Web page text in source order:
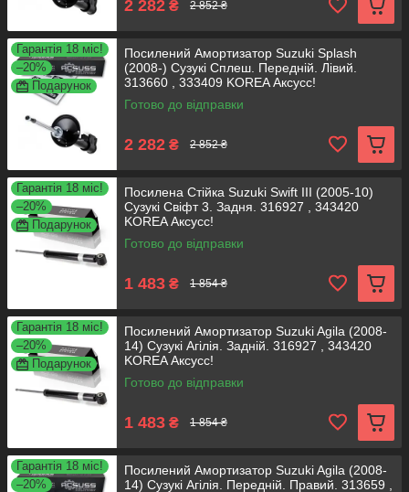
2 282 ₴ 2 852 ₴
Гарантія 18 міс!
–20%
Подарунок
Посилений Амортизатор Suzuki Splash
(2008-) Сузукі Сплеш. Передній. Лівий.
313660 , 333409 KOREA Аксусс!
Готово до відправки
2 282 ₴ 2 852 ₴
Гарантія 18 міс!
–20%
Подарунок
Посилена Стійка Suzuki Swift III (2005-10)
Сузукі Свіфт 3. Задня. 316927 , 343420
KOREA Аксусс!
Готово до відправки
1 483 ₴ 1 854 ₴
Гарантія 18 міс!
–20%
Подарунок
Посилений Амортизатор Suzuki Agila (2008-
14) Сузукі Агілія. Задній. 316927 , 343420
KOREA Аксусс!
Готово до відправки
1 483 ₴ 1 854 ₴
Гарантія 18 міс!
–20%
Посилений Амортизатор Suzuki Agila (2008-
14) Сузукі Агілія. Передній. Правий. 313659 ,